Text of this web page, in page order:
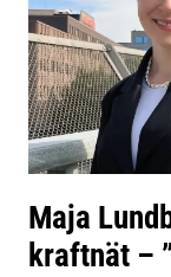
Maja
kraftnät –